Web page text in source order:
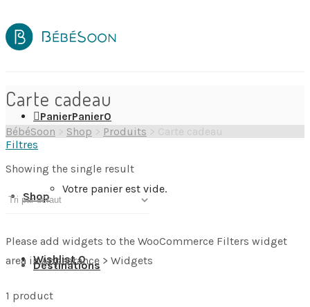
PanierPanier0
Votre panier est vide.
Wishlist 0
Shop
Destinations
Carte cadeau
BébéSoon Shop Produits
Carte cadeau
Filtres
Showing the single result
Please add widgets to the WooCommerce Filters widget
area in Appearance > Widgets
1 product